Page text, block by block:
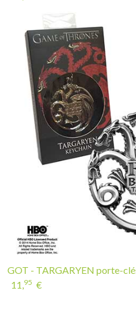
GOT - TARGARYEN porte-
11,95 €